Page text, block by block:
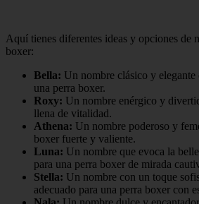
Aquí tienes diferentes ideas y opciones de
boxer:
Bella: Un nombre clásico y elegante
una perra boxer.
Roxy: Un nombre enérgico y
llena de vitalidad.
Athena: Un nombre poderoso y
boxer fuerte y valiente.
Luna: Un nombre que evoca la
para una perra boxer de mirada
Stella: Un nombre con un toque
adecuado para una perra boxer con